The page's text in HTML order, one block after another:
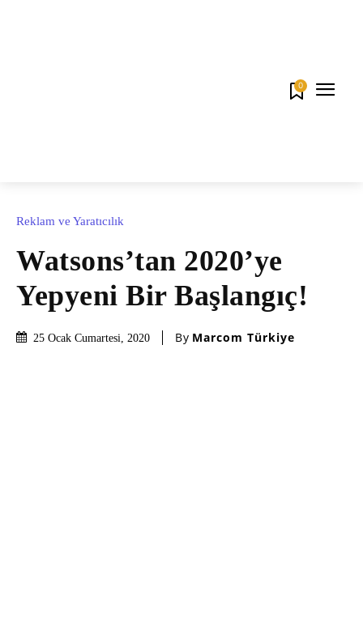
0
Reklam ve Yaratıcılık
Watsons’tan 2020’ye
Yepyeni Bir Başlangıç!
25 Ocak Cumartesi, 2020 By Marcom Türkiye